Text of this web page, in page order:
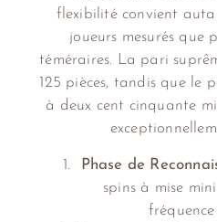
flexibilité convient
joueurs mesurés que
téméraires. La pari
125 pièces, tandis que le
à deux cent cinquante
Phase de
spins à mise